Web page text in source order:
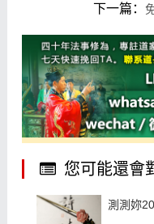
下一篇：
您可能還會
測測妳